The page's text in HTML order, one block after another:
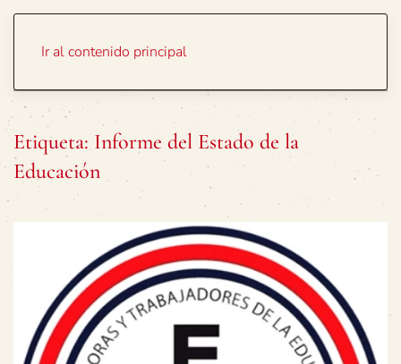
Ir al contenido principal
Etiqueta: Informe del Estado de la
Educación